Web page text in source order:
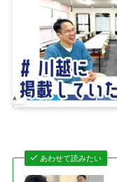
あわせて読みたい